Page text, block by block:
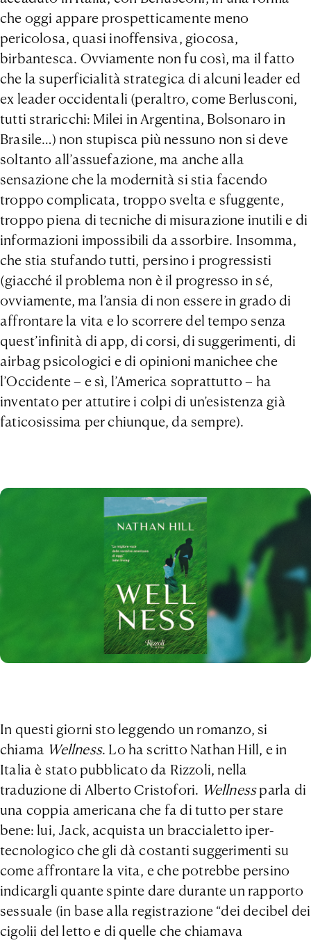
che oggi appare prospetticamente meno
pericolosa, quasi inoffensiva, giocosa,
birbantesca. Ovviamente non fu così, ma il fatto
che la superficialità strategica di alcuni leader ed
ex leader occidentali (peraltro, come Berlusconi,
tutti straricchi: Milei in Argentina, Bolsonaro in
Brasile…) non stupisca più nessuno non si deve
soltanto all’assuefazione, ma anche alla
sensazione che la modernità si stia facendo
troppo complicata, troppo svelta e sfuggente,
troppo piena di tecniche di misurazione inutili e di
informazioni impossibili da assorbire. Insomma,
che stia stufando tutti, persino i progressisti
(giacché il problema non è il progresso in sé,
ovviamente, ma l’ansia di non essere in grado di
affrontare la vita e lo scorrere del tempo senza
quest’infinità di app, di corsi, di suggerimenti, di
airbag psicologici e di opinioni manichee che
l’Occidente – e sì, l’America soprattutto – ha
inventato per attutire i colpi di un’esistenza già
faticosissima per chiunque, da sempre).
In questi giorni sto leggendo un romanzo, si
chiama Wellness. Lo ha scritto Nathan Hill, e in
Italia è stato pubblicato da Rizzoli, nella
traduzione di Alberto Cristofori. Wellnessparla di
una coppia americana che fa di tutto per stare
bene: lui, Jack, acquista un braccialetto iper-
tecnologico che gli dà costanti suggerimenti su
come affrontare la vita, e che potrebbe persino
indicargli quante spinte dare durante un rapporto
sessuale (in base alla registrazione “dei decibel dei
cigolii del letto e di quelle che chiamava